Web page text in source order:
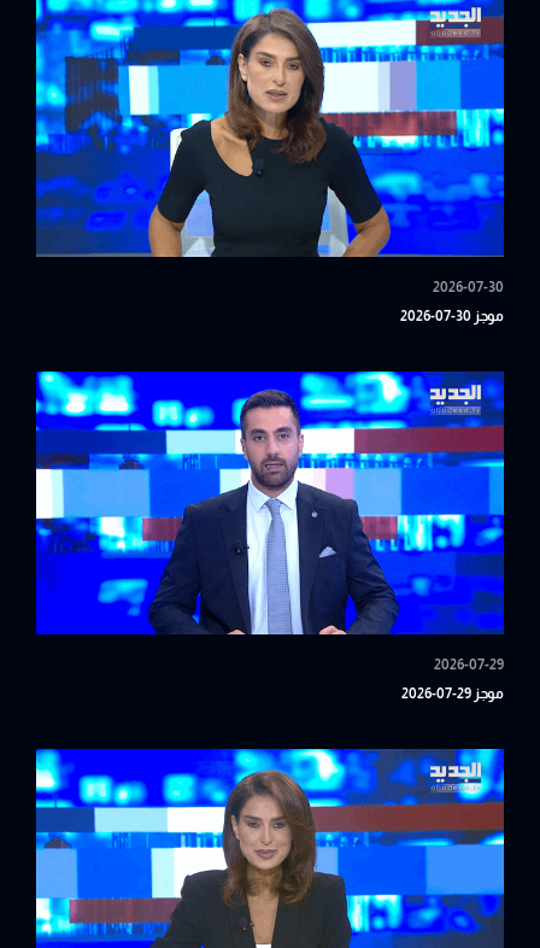
2026-07-30
موجز 30-07-2026
2026-07-29
موجز 29-07-2026